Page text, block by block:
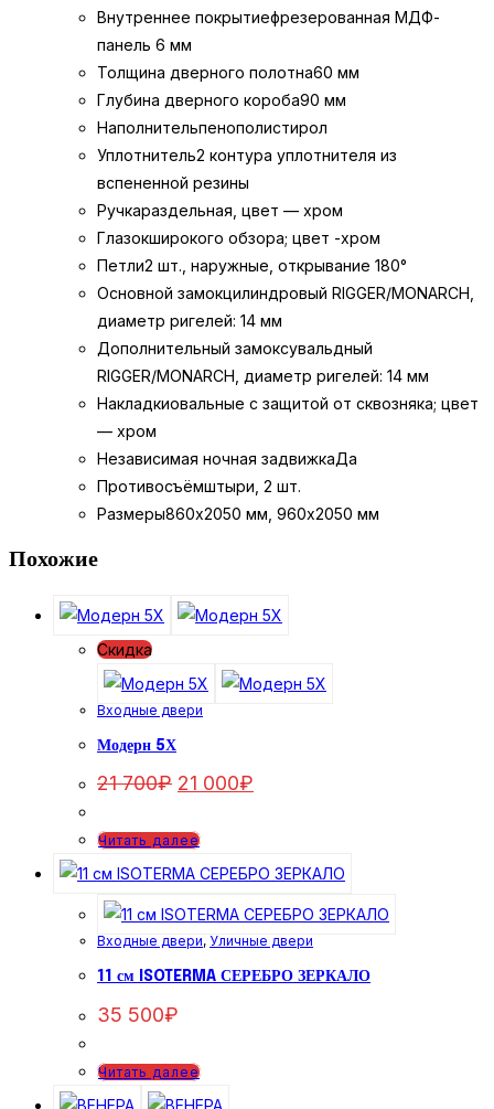
Внутреннее покрытиефрезерованная МДФ-
панель 6 мм
Толщина дверного полотна60 мм
Глубина дверного короба90 мм
Наполнительпенополистирол
Уплотнитель2 контура уплотнителя из
вспененной резины
Ручкараздельная, цвет — хром
Глазокширокого обзора; цвет -хром
Петли2 шт., наружные, открывание 180°
Основной замокцилиндровый RIGGER/MONARCH,
диаметр ригелей: 14 мм
Дополнительный замоксувальдный
RIGGER/MONARCH, диаметр ригелей: 14 мм
Накладкиовальные с защитой от сквозняка; цвет
— хром
Независимая ночная задвижкаДа
Противосъёмштыри, 2 шт.
Размеры860х2050 мм, 960х2050 мм
Похожие
Скидка
Входные двери
Модерн 5Х
21 700₽ Первоначальная
цена
21
21 000₽
цена:
Читать далее
Входные двери, Уличные двери
11 см ISOTERMA СЕРЕБРО ЗЕРКАЛО
35 500₽
Читать далее